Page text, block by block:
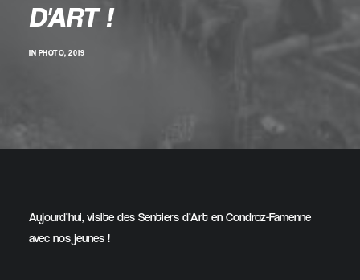
D'ART !
IN PHOTO, 2019
Aujourd’hui, visite des Sentiers d’Art en Condroz-Famenne
avec nos jeunes !